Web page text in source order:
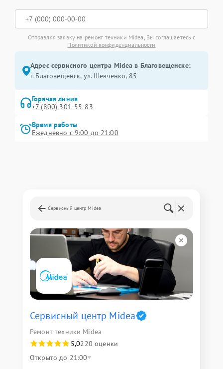
Отправляя заявку на ремонт техники Midea, Вы соглашаетесь с
Политикой конфиденциальности
Адрес сервисного центра Midea в Благовещенске:
г. Благовещенск, ул. Шевченко, 85
Горячая линия
+7 (800) 301-55-83
Время работы
Ежедневно с 9:00 до 21:00
Сервисный центр Midea
Сервисный центр Midea
Ремонт техники Midea
5,0220 оценки
Открыто до 21:00